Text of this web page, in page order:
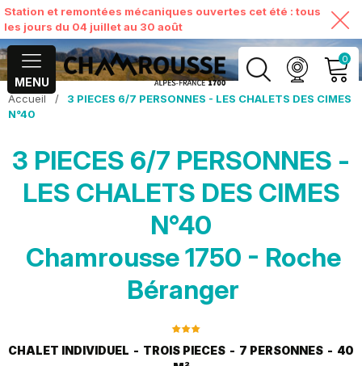
Station et remontées mécaniques ouvertes cet été : tous
les jours du 04 juillet au 30 août
MENU
0
MON COMPTE
VOIR MON PANIER
Accueil /
3 PIECES 6/7 PERSONNES - LES CHALETS DES CIMES
N°40
3 PIECES 6/7 PERSONNES -
LES CHALETS DES CIMES
N°40
Chamrousse 1750 - Roche
Béranger
CHALET INDIVIDUEL TROIS PIECES 7 PERSONNES
40